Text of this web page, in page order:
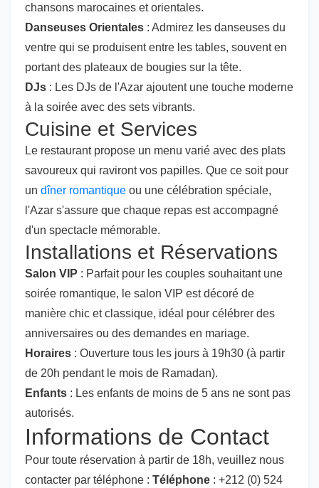
chansons marocaines et orientales.
Danseuses Orientales : Admirez les danseuses du
ventre qui se produisent entre les tables, souvent en
portant des plateaux de bougies sur la tête.
DJs : Les DJs de l'Azar ajoutent une touche moderne
à la soirée avec des sets vibrants.
Cuisine et Services
Le restaurant propose un menu varié avec des plats
savoureux qui raviront vos papilles. Que ce soit pour
un dîner romantique ou une célébration spéciale,
l'Azar s'assure que chaque repas est accompagné
d'un spectacle mémorable.
Installations et Réservations
Salon VIP : Parfait pour les couples souhaitant une
soirée romantique, le salon VIP est décoré de
manière chic et classique, idéal pour célébrer des
anniversaires ou des demandes en mariage.
Horaires : Ouverture tous les jours à 19h30 (à partir
de 20h pendant le mois de Ramadan).
Enfants : Les enfants de moins de 5 ans ne sont pas
autorisés.
Informations de Contact
Pour toute réservation à partir de 18h, veuillez nous
contacter par téléphone : Téléphone : +212 (0) 524